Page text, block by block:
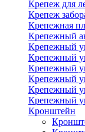
Крепеж для
Крепеж
Крепежная
Крепежный
Крепежный
Крепежный
Крепежный
Крепежный
Крепежный
Крепежный
Кронштейн